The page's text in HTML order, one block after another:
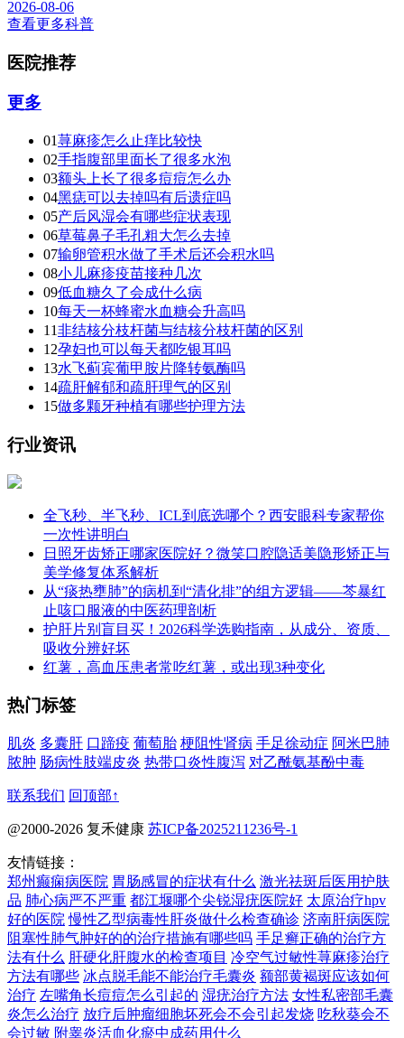
2026-08-06
查看更多科普
医院推荐
更多
01荨麻疹怎么止痒比较快
02手指腹部里面长了很多水泡
03额头上长了很多痘痘怎么办
04黑痣可以去掉吗有后遗症吗
05产后风湿会有哪些症状表现
06草莓鼻子毛孔粗大怎么去掉
07输卵管积水做了手术后还会积水吗
08小儿麻疹疫苗接种几次
09低血糖久了会成什么病
10每天一杯蜂蜜水血糖会升高吗
11非结核分枝杆菌与结核分枝杆菌的区别
12孕妇也可以每天都吃银耳吗
13水飞蓟宾葡甲胺片降转氨酶吗
14疏肝解郁和疏肝理气的区别
15做多颗牙种植有哪些护理方法
行业资讯
全飞秒、半飞秒、ICL到底选哪个？西安眼科专家帮你
一次性讲明白
日照牙齿矫正哪家医院好？微笑口腔隐适美隐形矫正与
美学修复体系解析
从“痰热壅肺”的病机到“清化排”的组方逻辑——芩暴红
止咳口服液的中医药理剖析
护肝片别盲目买！2026科学选购指南，从成分、资质、
吸收分辨好坏
红薯，高血压患者常吃红薯，或出现3种变化
热门标签
肌炎 多囊肝 口蹄疫 葡萄胎 梗阻性肾病 手足徐动症 阿米巴肺
脓肿 肠病性肢端皮炎 热带口炎性腹泻 对乙酰氨基酚中毒
联系我们 回顶部↑
@2000-2026 复禾健康 苏ICP备2025211236号-1
友情链接：
郑州癫痫病医院 胃肠感冒的症状有什么 激光祛斑后医用护肤
品 肺心病严不严重 都江堰哪个尖锐湿疣医院好 太原治疗hpv
好的医院 慢性乙型病毒性肝炎做什么检查确诊 济南肝病医院
阻塞性肺气肿好的的治疗措施有哪些吗 手足癣正确的治疗方
法有什么 肝硬化肝腹水的检查项目 冷空气过敏性荨麻疹治疗
方法有哪些 冰点脱毛能不能治疗毛囊炎 额部黄褐斑应该如何
治疗 左嘴角长痘痘怎么引起的 湿疣治疗方法 女性私密部毛囊
炎怎么治疗 放疗后肿瘤细胞坏死会不会引起发烧 吃秋葵会不
会过敏 附睾炎活血化瘀中成药用什么